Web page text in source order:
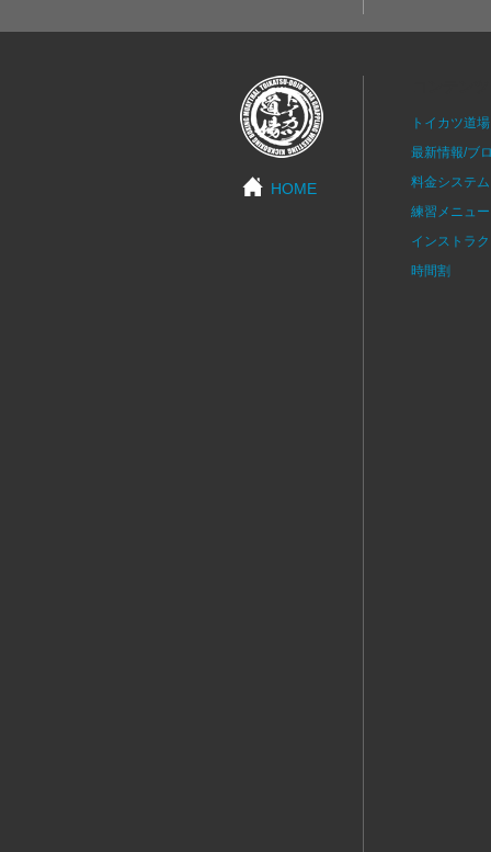
HOME
トイカツ道
最新情報/ブ
料金システム
練習メニュー
インストラ
時間割